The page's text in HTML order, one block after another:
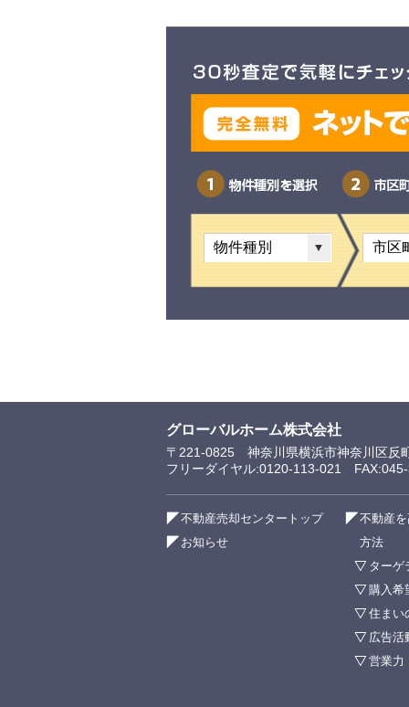
市区町村を選択 町名・字名
グローバルホーム株式会社
〒221-0825 神奈川県横浜市神奈川区
フリーダイヤル:0120-113-021
不動産売却センタートップ
お知らせ
不動産
方法
ターゲ
購入希
住まい
広告活
営業力